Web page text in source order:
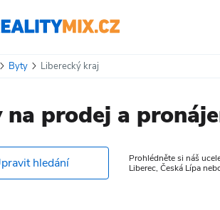
Byty Liberecký kraj
na prodej a
hledání
Prohlédněte si náš
Liberec, Česká Lípa